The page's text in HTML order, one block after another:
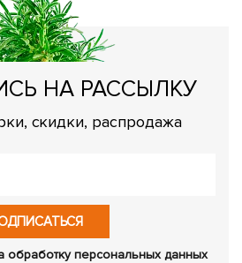
НА РАССЫЛКУ
скидки, распродажа
обработку персональных данных